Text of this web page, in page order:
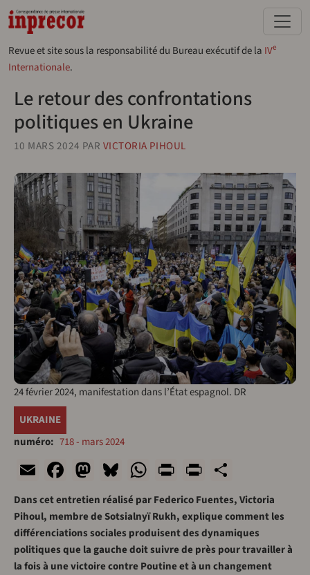
Aller au contenu principal
Revue et site sous la responsabilité du Bureau exécutif de la IVe
Internationale.
Le retour des confrontations
politiques en Ukraine
10 MARS 2024 PAR VICTORIA PIHOUL
24 février 2024, manifestation dans l’État espagnol. DR
UKRAINE
numéro
718 - mars 2024
EmailFacebook
Mastodon
Bluesky
WhatsApp
Print
Dans cet entretien réalisé par Federico Fuentes, Victoria
Pihoul, membre de Sotsialnyï Rukh, explique comment les
différenciations sociales produisent des dynamiques
politiques que la gauche doit suivre de près pour travailler à
la fois à une victoire contre Poutine et à un changement